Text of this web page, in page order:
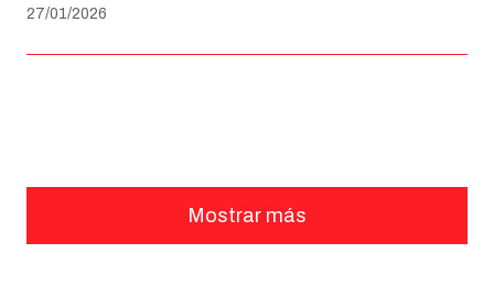
27/01/2026
Mostrar más